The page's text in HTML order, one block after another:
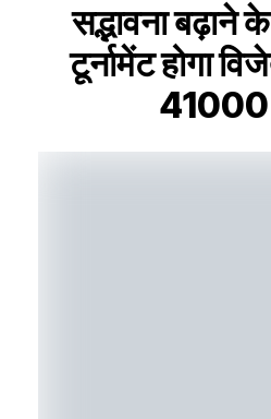
सद्भावना बढ़ाने
टूर्नामेंट होगा
41000